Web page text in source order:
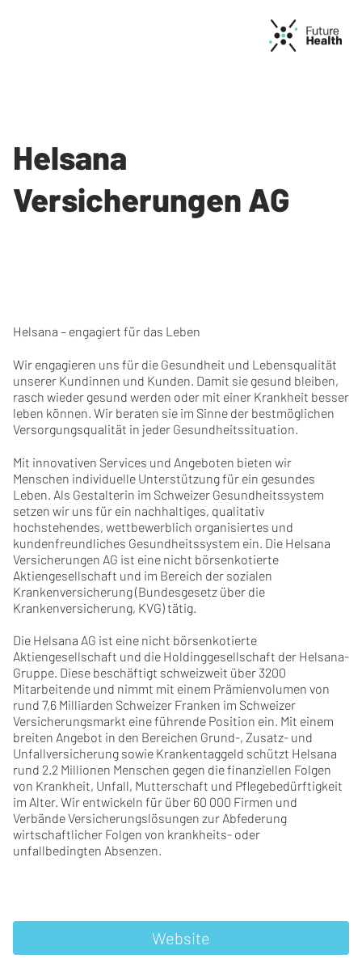
Helsana
Versicherungen AG
Helsana – engagiert für das Leben
Wir engagieren uns für die Gesundheit und Lebensqualität
unserer Kundinnen und Kunden. Damit sie gesund bleiben,
rasch wieder gesund werden oder mit einer Krankheit besser
leben können. Wir beraten sie im Sinne der bestmöglichen
Versorgungsqualität in jeder Gesundheitssituation.
Mit innovativen Services und Angeboten bieten wir
Menschen individuelle Unterstützung für ein gesundes
Leben. Als Gestalterin im Schweizer Gesundheitssystem
setzen wir uns für ein nachhaltiges, qualitativ
hochstehendes, wettbewerblich organisiertes und
kundenfreundliches Gesundheitssystem ein. Die Helsana
Versicherungen AG ist eine nicht börsenkotierte
Aktiengesellschaft und im Bereich der sozialen
Krankenversicherung (Bundesgesetz über die
Krankenversicherung, KVG) tätig.
Die Helsana AG ist eine nicht börsenkotierte
Aktiengesellschaft und die Holdinggesellschaft der Helsana-
Gruppe. Diese beschäftigt schweizweit über 3200
Mitarbeitende und nimmt mit einem Prämienvolumen von
rund 7,6 Milliarden Schweizer Franken im Schweizer
Versicherungsmarkt eine führende Position ein. Mit einem
breiten Angebot in den Bereichen Grund-, Zusatz- und
Unfallversicherung sowie Krankentaggeld schützt Helsana
rund 2.2 Millionen Menschen gegen die finanziellen Folgen
von Krankheit, Unfall, Mutterschaft und Pflegebedürftigkeit
im Alter. Wir entwickeln für über 60 000 Firmen und
Verbände Versicherungslösungen zur Abfederung
wirtschaftlicher Folgen von krankheits- oder
unfallbedingten Absenzen.
Website